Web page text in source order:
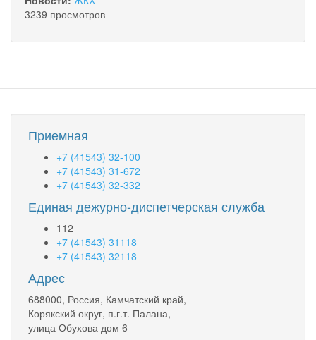
3239 просмотров
Приемная
+7 (41543) 32-100
+7 (41543) 31-672
+7 (41543) 32-332
Единая дежурно-диспетчерская служба
112
+7 (41543) 31118
+7 (41543) 32118
Адрес
688000, Россия, Камчатский край,
Корякский округ, п.г.т. Палана,
улица Обухова дом 6